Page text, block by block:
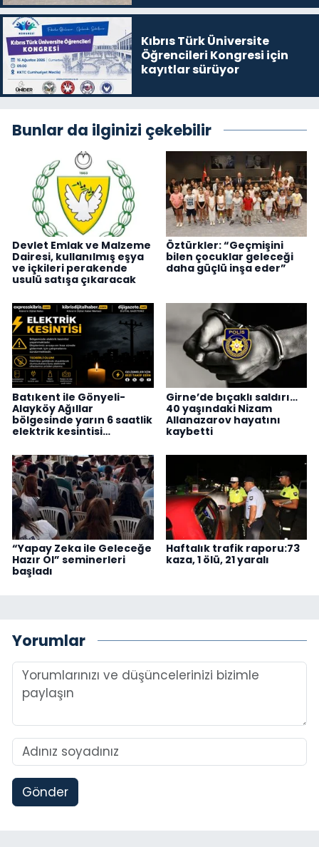
Kıbrıs Türk Üniversite
Öğrencileri Kongresi için
kayıtlar sürüyor
Bunlar da ilginizi çekebilir
Devlet Emlak ve Malzeme
Dairesi, kullanılmış eşya
ve içkileri perakende
usulü satışa çıkaracak
Öztürkler: “Geçmişini
bilen çocuklar geleceği
daha güçlü inşa eder”
Batıkent ile Gönyeli-
Alayköy Ağıllar
bölgesinde yarın 6 saatlik
elektrik kesintisi…
Girne’de bıçaklı saldırı…
40 yaşındaki Nizam
Allanazarov hayatını
kaybetti
“Yapay Zeka ile Geleceğe
Hazır Ol” seminerleri
başladı
Haftalık trafik raporu:73
kaza, 1 ölü, 21 yaralı
Yorumlar
Gönder